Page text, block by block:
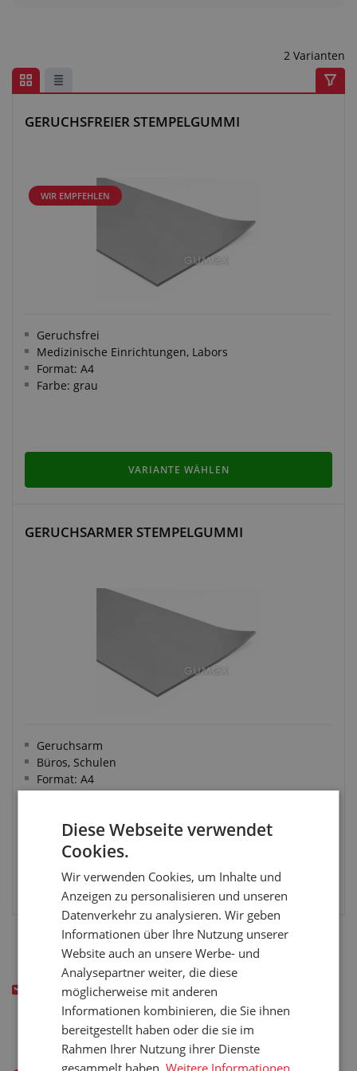
Über uns
2 Varianten
GERUCHSFREIER STEMPELGUMMI
WIR EMPFEHLEN
Geruchsfrei
Medizinische Einrichtungen, Labors
Format: A4
Farbe: grau
VARIANTE WÄHLEN
GERUCHSARMER STEMPELGUMMI
Geruchsarm
Büros, Schulen
Format: A4
Farbe: grau
VARIANTE WÄHLEN
Haben Sie nicht das gefunden wonach Sie gesucht
haben? Schreiben Sie uns!
Diese Webseite verwendet
Cookies.
Wir verwenden Cookies, um Inhalte und
Anzeigen zu personalisieren und unseren
Datenverkehr zu analysieren. Wir geben
Informationen über Ihre Nutzung unserer
Website auch an unsere Werbe- und
Analysepartner weiter, die diese
möglicherweise mit anderen
Informationen kombinieren, die Sie ihnen
bereitgestellt haben oder die sie im
Rahmen Ihrer Nutzung ihrer Dienste
gesammelt haben.Weitere Informationen